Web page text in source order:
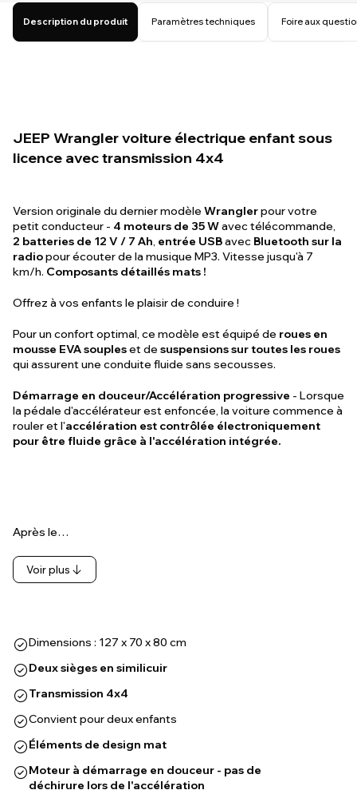
Description du produit Paramètres techniques Foire aux
JEEP Wrangler voiture électrique enfant sous
licence avec transmission 4x4
Version originale du dernier modèle Wranglerpour votre
petit conducteur - 4 moteurs de 35 Wavec télécommande,
2 batteries de 12 V / 7 Ah, entrée USBavec Bluetooth sur la
radiopour écouter de la musique MP3. Vitesse jusqu'à 7
km/h. Composants détaillés mats !
Offrez à vos enfants le plaisir de conduire !
Pour un confort optimal, ce modèle est équipé de roues en
mousse EVA soupleset de suspensions sur toutes les roues
qui assurent une conduite fluide sans secousses.
Démarrage en douceur/Accélération progressive - Lorsque
la pédale d'accélérateur est enfoncée, la voiture commence à
rouler et l'accélération est contrôlée électroniquement
pour être fluide grâce à l'accélération intégrée.
Après le…
Voir plus
Dimensions : 127 x 70 x 80 cm
Deux sièges en similicuir
Transmission 4x4
Convient pour deux enfants
Éléments de design mat
Moteur à démarrage en douceur - pas de
déchirure lors de l'accélération